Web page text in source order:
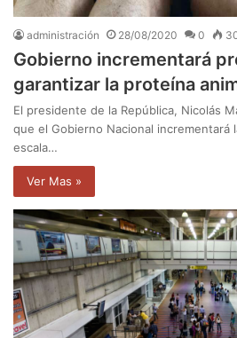
administración 28/08/2020 0
Gobierno incrementará
garantizar la proteína
El presidente de la República, Nicolás
que el Gobierno Nacional incrementará
escala…
Ver Mas »